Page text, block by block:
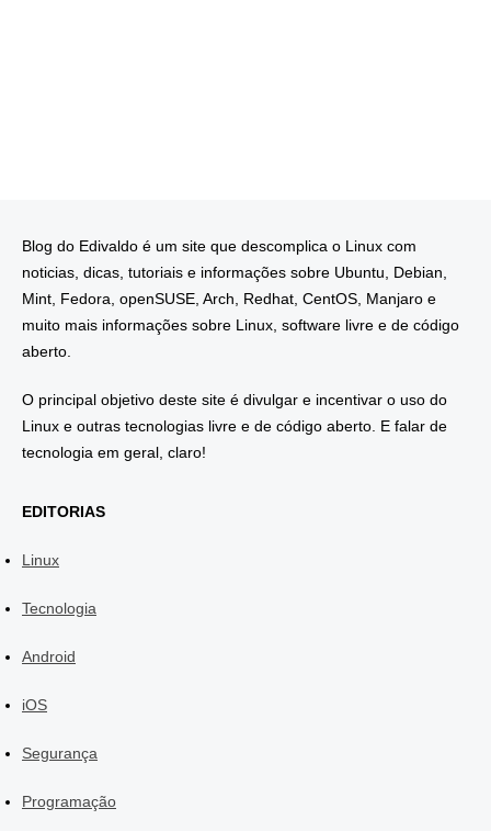
Blog do Edivaldo é um site que descomplica o Linux com
noticias, dicas, tutoriais e informações sobre Ubuntu, Debian,
Mint, Fedora, openSUSE, Arch, Redhat, CentOS, Manjaro e
muito mais informações sobre Linux, software livre e de código
aberto.
O principal objetivo deste site é divulgar e incentivar o uso do
Linux e outras tecnologias livre e de código aberto. E falar de
tecnologia em geral, claro!
EDITORIAS
Linux
Tecnologia
Android
iOS
Segurança
Programação